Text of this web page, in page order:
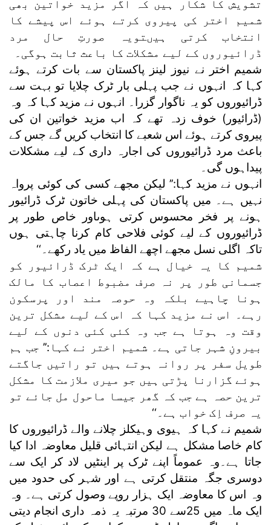
تشویش کا شکار ہیں کہ اگر مزید خواتین بھی
شمیم اختر کی پیروی کرتے ہوئے اس پیشے کا
انتخاب کرتی ہیںتویہ صورتِ حال مرد
ڈرائیوروں کے لیے مشکلات کا باعث ثابت ہوگی۔
شمیم اختر نے نیوز لینز پاکستان سے بات کرتے ہوئے
کہا کہ انہوں نے جب پہلی بار ٹرک چلایا تو بہت سے
ڈرائیوروں کو یہ ناگوار گزرا۔ انہوں نے مزید کہا کہ وہ
(ڈرائیور) خوف زدہ تھے کہ اب مزید خواتین ان کی
پیروی کرتے ہوئے اس شعبے کا انتخاب کریں گے جس کے
باعث مرد ڈرائیوروں کی اجارہ داری کے لیے مشکلات
پیداہوں گی۔
انہوں نے مزید کہا:’’ لیکن مجھے کسی کی کوئی پرواہ
نہیں ہے۔ میں پاکستان کی پہلی خاتون ٹرک ڈرائیور
ہونے پر فخر محسوس کرتی ہوںاور خاص طور پر
ڈرائیوروں کے لیے کوئی فلاحی کام کرنا چاہتی ہوں
تاکہ اگلی نسل مجھے اچھے الفاظ میں یاد رکھے۔‘‘
شمیم کا یہ خیال ہے کہ ایک ٹرک ڈرائیور کو
جسمانی طور پر نہ صرف مضبوط اعصاب کا مالک
ہونا چاہیے بلکہ وہ حوصہ مند اور پرسکون
رہے۔ اس نے مزید کہا کہ اس کے لیے مشکل ترین
وقت وہ ہوتا ہے جب وہ کئی کئی دنوں کے لیے
بیرونِ شہر جاتی ہے۔ شمیم اختر نے کہا:’’ جب ہم
طویل سفر پر روانہ ہوتے ہیں تو راتیں جاگتے
ہوئے گزارنا پڑتی ہیں جو میری ملازمت کا مشکل
ترین حصہ ہے جب کہ گھر جیسا ماحول مل جائے تو
یہ صرف اِک خواب ہے۔‘‘
شمیم نے کہا کہ ہیوی وہیکلز چلانے والے ڈرائیوروں کا
کام خاصا مشکل ہے لیکن انتہائی قلیل معاوضہ ادا کیا
جاتا ہے۔وہ عموماً اپنے ٹرک پر اینٹیں لاد کر ایک سے
دوسری جگہ منتقل کرتی ہے اور شہر کی حدود میں
وہ اس کا معاوضہ ایک ہزار روپے وصول کرتی ہے۔ وہ
ایک ماہ میں 25سے 30 مرتبہ یہ ذمہ داری انجام دیتی